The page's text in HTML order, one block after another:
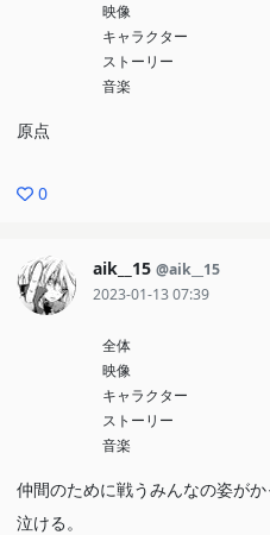
映像
キャラクター
ストーリー
音楽
原点
0
aik__15 @aik__15
2023-01-13 07:39
全体
映像
キャラクター
ストーリー
音楽
仲間のために戦うみんなの姿が
泣ける。